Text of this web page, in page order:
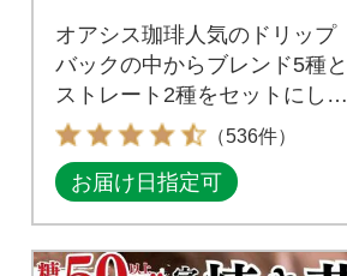
オアシス珈琲人気のドリップ
バックの中からブレンド5種と
ストレート2種をセットにしま
した。
（536件）
お届け日指定可